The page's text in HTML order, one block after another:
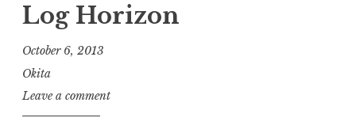
Log Horizon
October 6, 2013
Okita
Leave a comment